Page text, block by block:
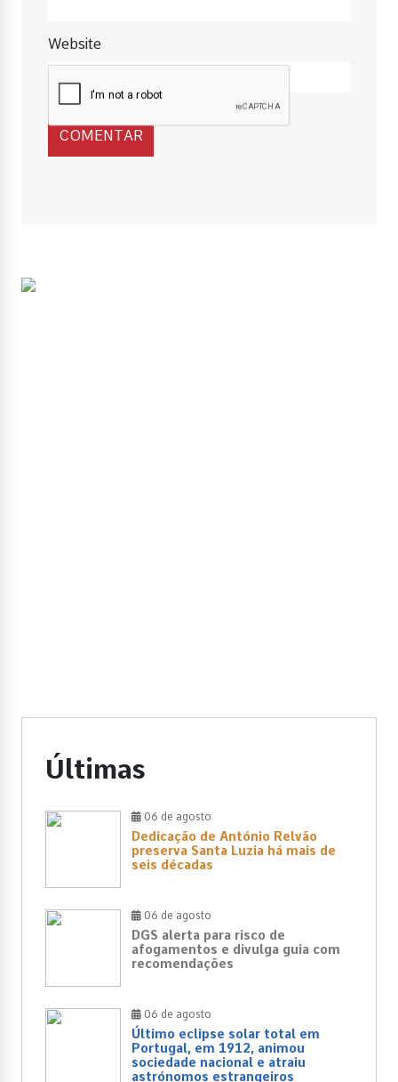
Website
Últimas
06 de agosto
Dedicação de António Relvão
preserva Santa Luzia há mais de
seis décadas
06 de agosto
DGS alerta para risco de
afogamentos e divulga guia com
recomendações
06 de agosto
Último eclipse solar total em
Portugal, em 1912, animou
sociedade nacional e atraiu
astrónomos estrangeiros